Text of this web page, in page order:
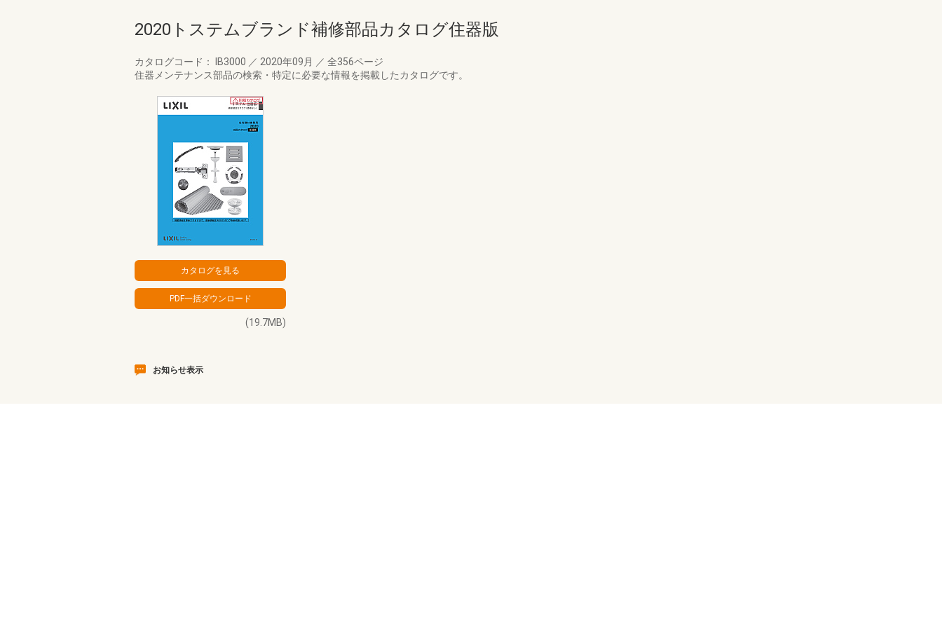
2020トステムブランド補修部品カタログ住器版
カタログコード： IB3000 ／ 2020年09月 ／ 全356ページ
住器メンテナンス部品の検索・特定に必要な情報を掲載したカタログです。
(19.7MB)
お知らせ表示